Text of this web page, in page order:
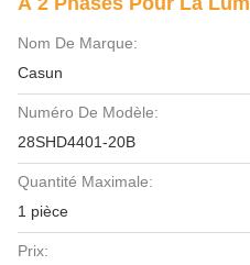
Nom De Marque:
Casun
Numéro De Modèle:
28SHD4401-20B
Quantité Maximale:
1 pièce
Prix: